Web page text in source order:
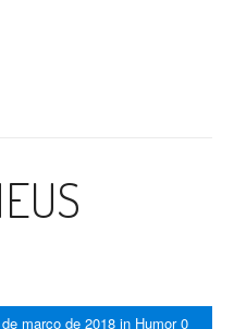
março de 2018 in Humor 0